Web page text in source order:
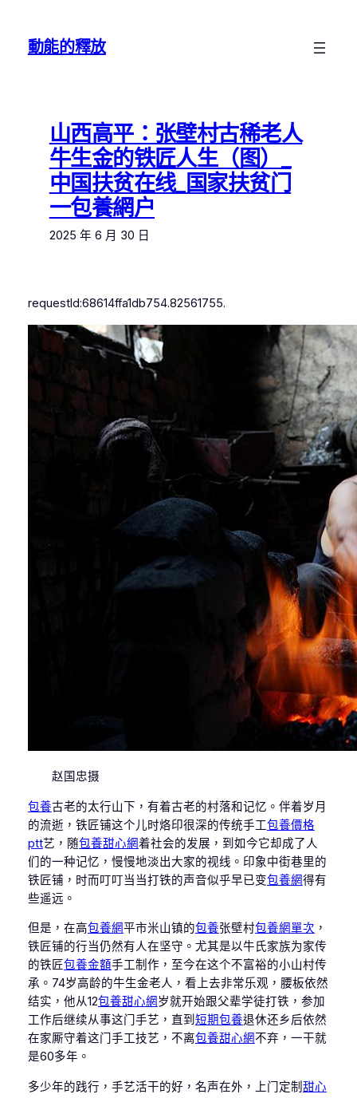
動能的釋放
山西高平：张壁村古稀老人
牛生金的铁匠人生（图）_
中国扶贫在线_国家扶贫门
一包養網户
2025 年 6 月 30 日
requestId:68614ffa1db754.82561755.
赵国忠摄
包養古老的太行山下，有着古老的村落和记忆。伴着岁月
的流逝，铁匠铺这个儿时烙印很深的传统手工包養價格
ptt艺，随包養甜心網着社会的发展，到如今它却成了人
们的一种记忆，慢慢地淡出大家的视线。印象中街巷里的
铁匠铺，时而叮叮当当打铁的声音似乎早已变包養網得有
些遥远。
但是，在高包養網平市米山镇的包養张壁村包養網單次 ，
铁匠铺的行当仍然有人在坚守。尤其是以牛氏家族为家传
的铁匠包養金額手工制作，至今在这个不富裕的小山村传
承。74岁高龄的牛生金老人，看上去非常乐观，腰板依然
结实，他从12包養甜心網岁就开始跟父辈学徒打铁，参加
工作后继续从事这门手艺，直到 短期包養退休还乡后依然
在家厮守着这门手工技艺，不离包養甜心網不弃，一干就
是60多年。
多少年的践行，手艺活干的好，名声在外，上门定制 甜心